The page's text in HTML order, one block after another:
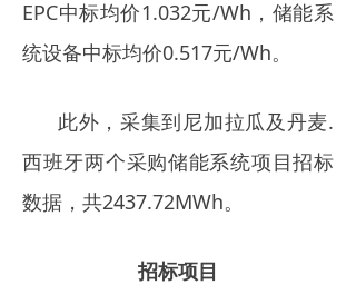
EPC中标均价1.032元/Wh，储能系
统设备中标均价0.517元/Wh。
此外，采集到尼加拉瓜及丹麦.
西班牙两个采购储能系统项目招标
数据，共2437.72MWh。
招标项目